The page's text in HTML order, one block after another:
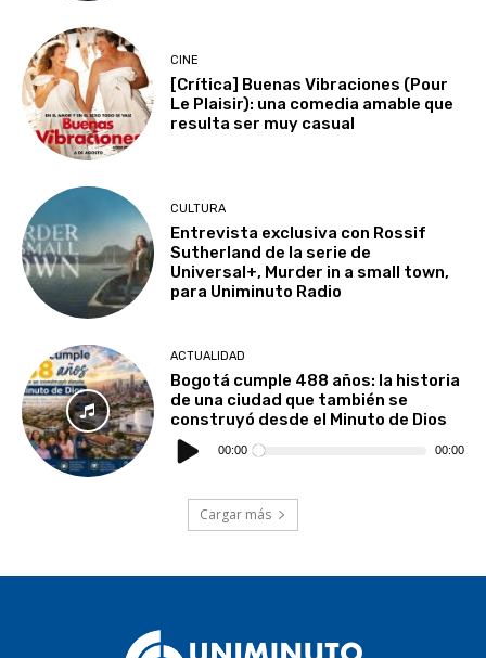
UNIMINUTO Radio
CULTURA
Santiago Monroy, orgullo de la fotografía
colombiana en el Wildlife Photographer of
the Year
UNIMINUTO Radio - 29 Octubre, 2025
CINE
[Crítica] Buenas Vibraciones (Pour
Le Plaisir): una comedia amable que
resulta ser muy casual
CULTURA
Entrevista exclusiva con Rossif
Sutherland de la serie de
Universal+, Murder in a small town,
para Uniminuto Radio
ACTUALIDAD
Bogotá cumple 488 años: la historia
de una ciudad que también se
construyó desde el Minuto de Dios
Reproductor
de
audio
00:00 00:00
Cargar más